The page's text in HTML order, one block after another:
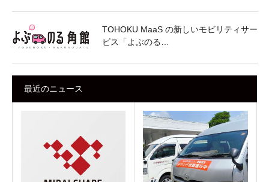
TOHOKU MaaS の新しいモビリティサー
ビス「よぶのる…
最近のニュース